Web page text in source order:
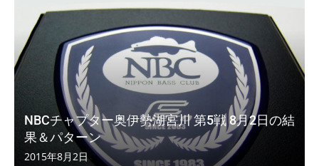
NBCチャプター奥伊勢湖宮川 第5戦 8月2日の結
果＆パターン
2015年8月2日